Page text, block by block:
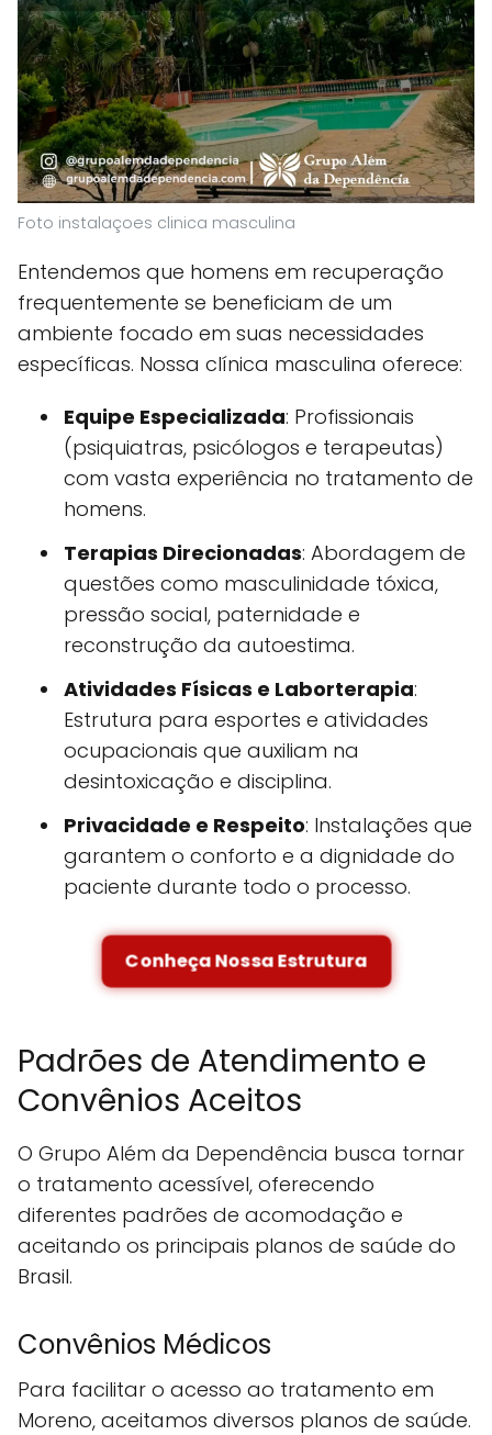
Foto instalaçoes clinica masculina
Entendemos que homens em recuperação
frequentemente se beneficiam de um
ambiente focado em suas necessidades
específicas. Nossa clínica masculina oferece:
Equipe Especializada: Profissionais
(psiquiatras, psicólogos e terapeutas)
com vasta experiência no tratamento de
homens.
Terapias Direcionadas: Abordagem de
questões como masculinidade tóxica,
pressão social, paternidade e
reconstrução da autoestima.
Atividades Físicas e Laborterapia:
Estrutura para esportes e atividades
ocupacionais que auxiliam na
desintoxicação e disciplina.
Privacidade e Respeito: Instalações que
garantem o conforto e a dignidade do
paciente durante todo o processo.
Conheça Nossa Estrutura
Padrões de Atendimento e
Convênios Aceitos
O Grupo Além da Dependência busca tornar
o tratamento acessível, oferecendo
diferentes padrões de acomodação e
aceitando os principais planos de saúde do
Brasil.
Convênios Médicos
Para facilitar o acesso ao tratamento em
Moreno, aceitamos diversos planos de saúde.